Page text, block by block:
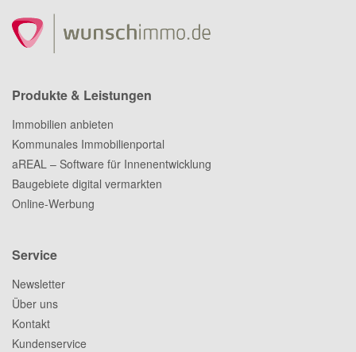
Produkte & Leistungen
Immobilien anbieten
Kommunales Immobilienportal
aREAL – Software für Innenentwicklung
Baugebiete digital vermarkten
Online-Werbung
Service
Newsletter
Über uns
Kontakt
Kundenservice